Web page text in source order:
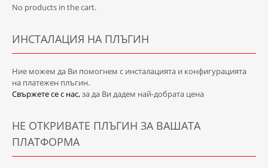
No products in the cart.
ИНСТАЛАЦИЯ НА ПЛЪГИН
Ние можем да Ви помогнем с инсталацията и конфигурацията
на платежен плъгин.
Свържете се с нас,за да Ви дадем най-добрата цена
НЕ ОТКРИВАТЕ ПЛЪГИН ЗА ВАШАТА
ПЛАТФОРМА